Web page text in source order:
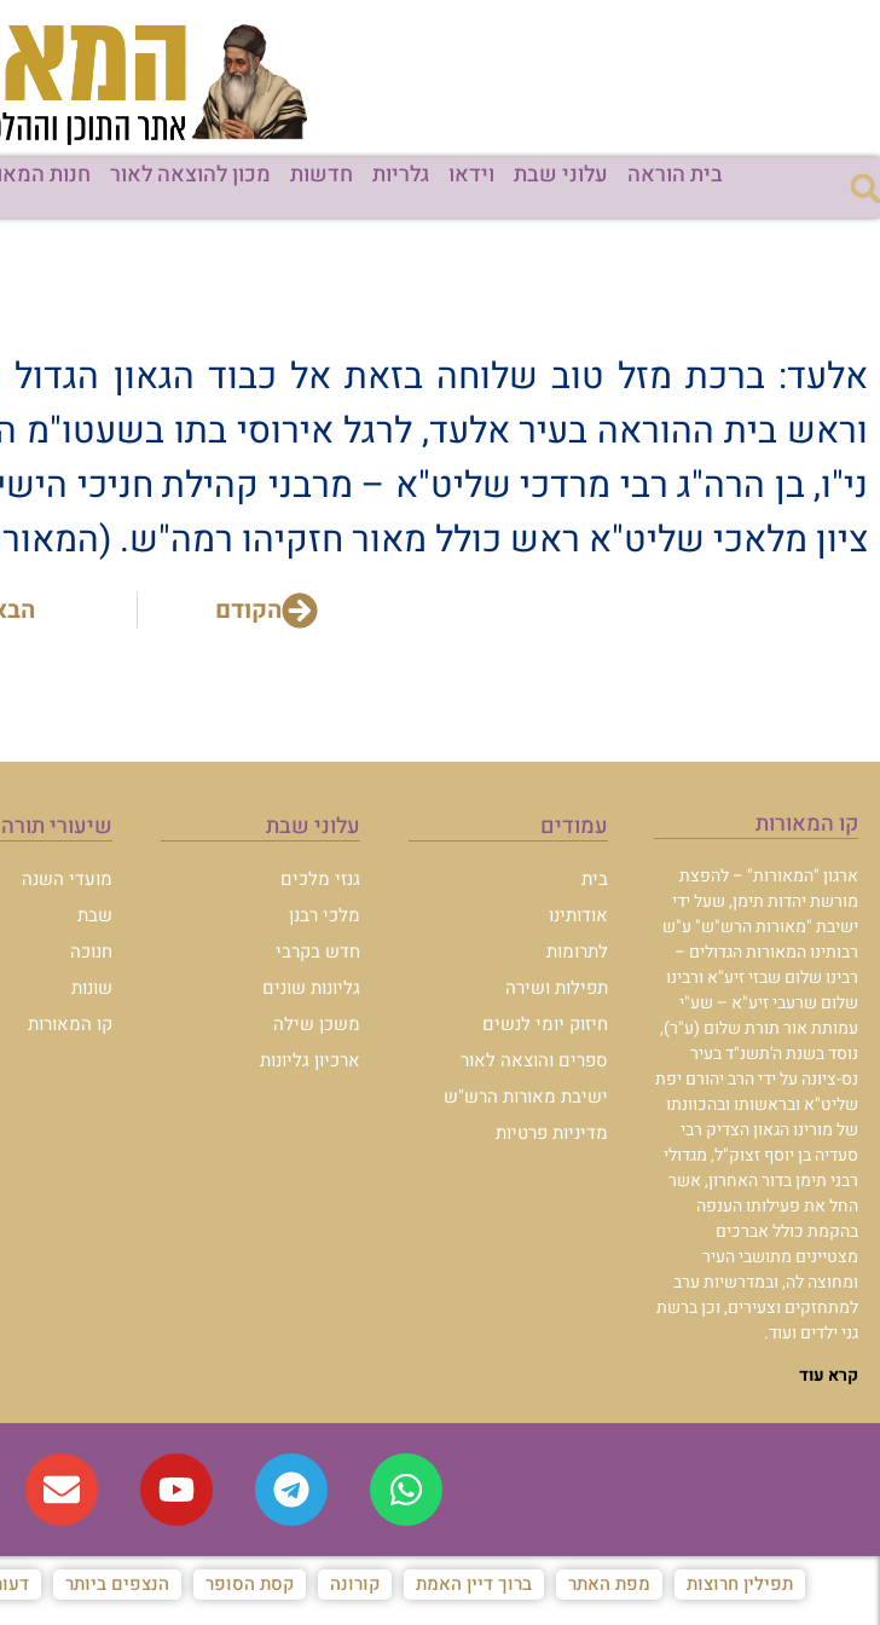
בית הוראה עלוני שבת וידאו גלריות חדשות מכון להוצאה לאור חנות
אלעד: ברכת מזל טוב שלוחה בזאת אל כבוד הגאון
וראש בית ההוראה בעיר אלעד, לרגל אירוסי בתו
ני"ו, בן הרה"ג רבי מרדכי שליט"א – מרבני קהילת חניכי
ציון מלאכי שליט"א ראש כולל מאור חזקיהו רמה"ש.
הקודם
קו המאורות
ארגון "המאורות" – להפצת
מורשת יהדות תימן, שעל ידי
ישיבת "מאורות הרש"ש" ע"ש
רבותינו המאורות הגדולים –
רבינו שלום שבזי זיע"א ורבינו
שלום שרעבי זיע"א – שע"י
עמותת אור תורת שלום (ע"ר),
נוסד בשנת ה'תשנ"ד בעיר
נס-ציונה על ידי הרב יהורם יפת
שליט"א ובראשותו ובהכוונתו
של מורינו הגאון הצדיק רבי
סעדיה בן יוסף זצוק"ל, מגדולי
רבני תימן בדור האחרון, אשר
החל את פעילותו הענפה
בהקמת כולל אברכים
מצטיינים מתושבי העיר
ומחוצה לה, ובמדרשיות ערב
למתחזקים וצעירים, וכן ברשת
גני ילדים ועוד.
קרא עוד
עמודים
בית
אודותינו
לתרומות
תפילות ושירה
חיזוק יומי לנשים
ספרים והוצאה לאור
ישיבת מאורות הרש"ש
מדיניות פרטיות
עלוני שבת
גנזי מלכים
מלכי רבנן
חדש בקרבי
גליונות שונים
משכן שילה
ארכיון גליונות
שיעורי תורה
מועדי השנה
שבת
חנוכה
שונות
קו המאורות
תפילין חרוצות מפת האתר ברוך דיין האמת קורונה קסת הסופר הנצפים ביותר